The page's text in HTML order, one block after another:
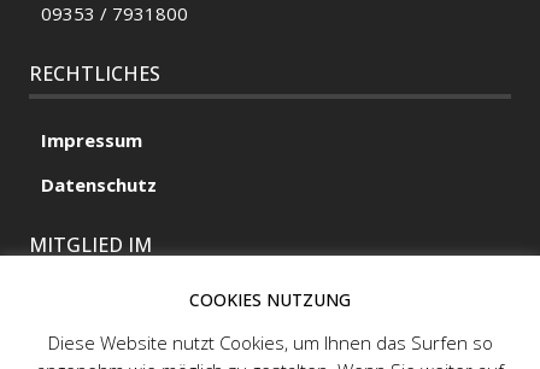
09353 / 7931800
RECHTLICHES
Impressum
Datenschutz
MITGLIED IM
MITGLIED IM
COOKIES NUTZUNG
Diese Website nutzt Cookies, um Ihnen das Surfen so